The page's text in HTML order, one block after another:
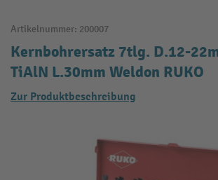
Artikelnummer: 200007
Kernbohrersatz 7tlg. D.12-
TiAlN L.30mm Weldon RUKO
Zur Produktbeschreibung